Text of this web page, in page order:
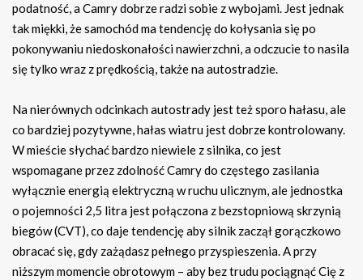
podatność, a Camry dobrze radzi sobie z wybojami. Jest jednak
tak miękki, że samochód ma tendencję do kołysania się po
pokonywaniu niedoskonałości nawierzchni, a odczucie to nasila
się tylko wraz z prędkością, także na autostradzie.
Na nierównych odcinkach autostrady jest też sporo hałasu, ale
co bardziej pozytywne, hałas wiatru jest dobrze kontrolowany.
W mieście słychać bardzo niewiele z silnika, co jest
wspomagane przez zdolność Camry do częstego zasilania
wyłącznie energią elektryczną w ruchu ulicznym, ale jednostka
o pojemności 2,5 litra jest połączona z bezstopniową skrzynią
biegów (CVT), co daje tendencję aby silnik zaczął gorączkowo
obracać się, gdy zażądasz pełnego przyspieszenia. A przy
niższym momencie obrotowym – aby bez trudu pociągnąć Cię z